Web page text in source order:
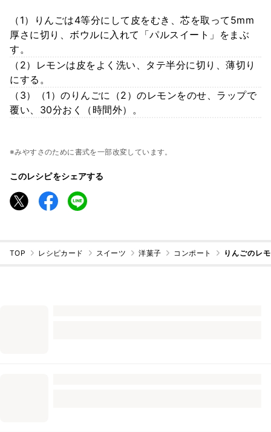
（1）りんごは4等分にして皮をむき、芯を取って5mm
厚さに切り、ボウルに入れて「パルスイート」をまぶ
す。
（2）レモンは皮をよく洗い、タテ半分に切り、薄切り
にする。
（3）（1）のりんごに（2）のレモンをのせ、ラップで
覆い、30分おく（時間外）。
※みやすさのために書式を一部改変しています。
このレシピをシェアする
TOP レシピカード スイーツ 洋菓子 コンポート りんごのレ